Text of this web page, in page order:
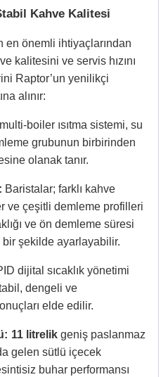
Kahve Kalitesi
en önemli ihtiyaçlarından
kalitesini ve servis hızını
Raptor’un yenilikçi
alınır:
boiler ısıtma sistemi, su
grubunun birbirinden
olanak tanır.
Baristalar; farklı kahve
ve çeşitli demleme profilleri
ve ön demleme süresi
şekilde ayarlayabilir.
dijital sıcaklık yönetimi
dengeli ve
elde edilir.
11 litrelikgeniş paslanmaz
gelen sütlü içecek
buhar performansı